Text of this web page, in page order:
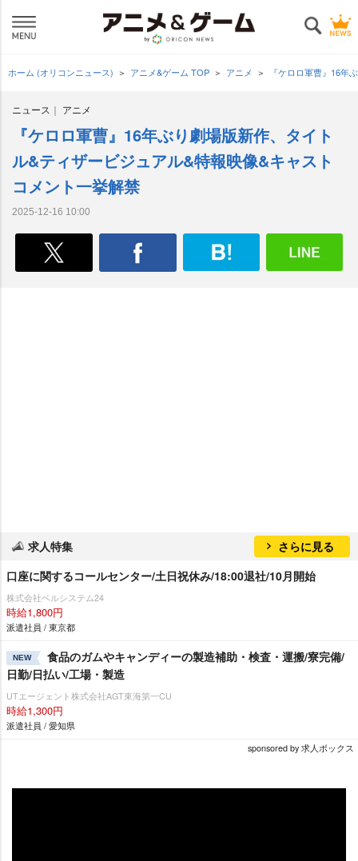
ホーム (オリコンニュース) アニメ&ゲーム TOP アニメ 『ケロロ軍曹』16年
ニュース アニメ
『ケロロ軍曹』16年ぶり劇場版新作、タイト
ル&ティザービジュアル&特報映像&キャスト
コメント一挙解禁
2025-12-16 10:00
求人特集
さらに見る
口座に関するコールセンター/土日祝休み/18:00退社/10月開始
株式会社ベルシステム24
時給1,800円
派遣社員 / 東京都
NEW
食品のガムやキャンディーの製造補助・検査・運搬/寮完備/
日勤/日払い/工場・製造
UTエージェント株式会社AGT東海第一CU
時給1,300円
派遣社員 / 愛知県
sponsored by 求人ボックス